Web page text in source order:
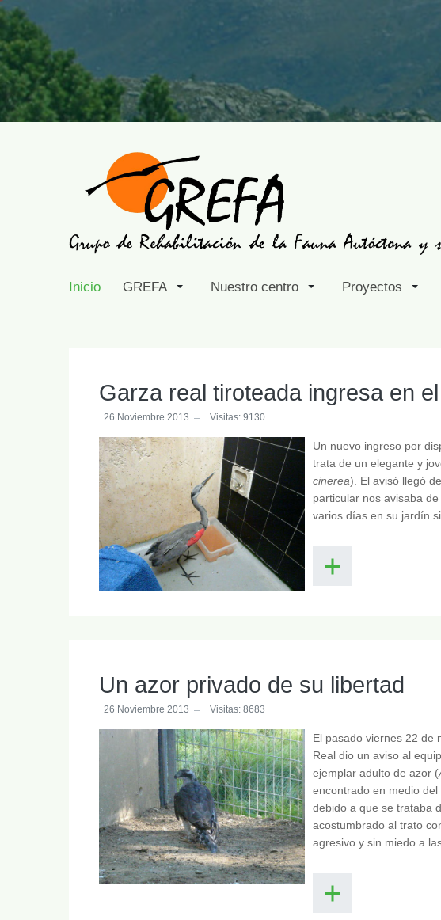
Inicio GREFA Nuestro centro Proyectos
Garza real tiroteada ingresa en
26 Noviembre 2013 Visitas: 9130
Un nuevo ingreso por
trata de un elegante y
cinerea). El avisó llegó
particular nos avisaba
varios días en su jardín
Un azor privado de su libertad
26 Noviembre 2013 Visitas: 8683
El pasado viernes 22 de
Real dio un aviso al
ejemplar adulto de azor (
encontrado en medio
debido a que se trataba
acostumbrado al trato
agresivo y sin miedo a